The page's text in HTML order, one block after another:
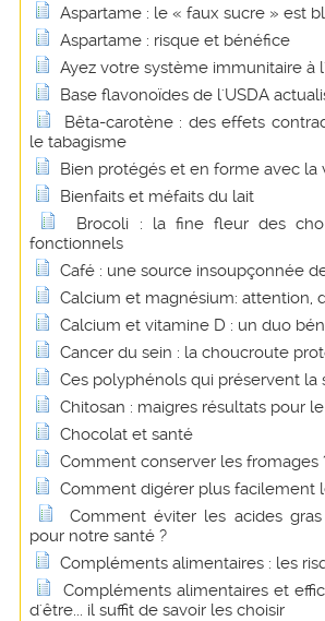
Aspartame : le « faux sucre » est
Aspartame : risque et bénéfice
Ayez votre système immunitaire à
Base flavonoïdes de l'USDA
Bêta-carotène : des effets
le tabagisme
Bien protégés et en forme avec la
Bienfaits et méfaits du lait
Brocoli : la fine fleur des
fonctionnels
Café : une source insoupçonnée
Calcium et magnésium: attention,
Calcium et vitamine D : un duo
Cancer du sein : la choucroute
Ces polyphénols qui préservent la
Chitosan : maigres résultats pour
Chocolat et santé
Comment conserver les fromages
Comment digérer plus facilement
Comment éviter les acides
pour notre santé ?
Compléments alimentaires : les
Compléments alimentaires et
d'être... il suffit de savoir les choisir